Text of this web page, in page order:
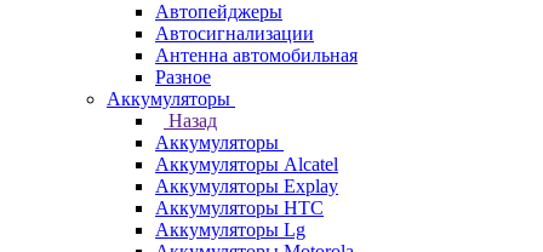
Автопейджеры
Автосигнализации
Антенна автомобильная
Разное
Аккумуляторы
Назад
Аккумуляторы
Аккумуляторы Alcatel
Аккумуляторы Explay
Аккумуляторы HTC
Аккумуляторы Lg